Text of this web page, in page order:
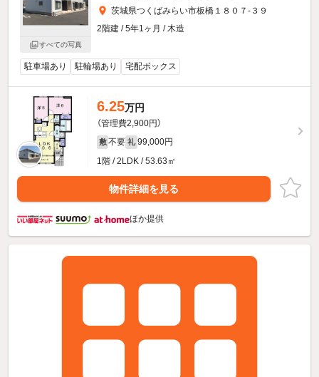
すべての写真
茨城県つくばみらい市板橋１８０７-３９
2階建 / 5年1ヶ月 / 木造
駐車場あり 駐輪場あり 宅配ボックス
6.25万円
（管理費2,900円）
敷 不要 礼 99,000円
1階 / 2LDK / 53.63㎡
物件詳細を見る
ほか提供